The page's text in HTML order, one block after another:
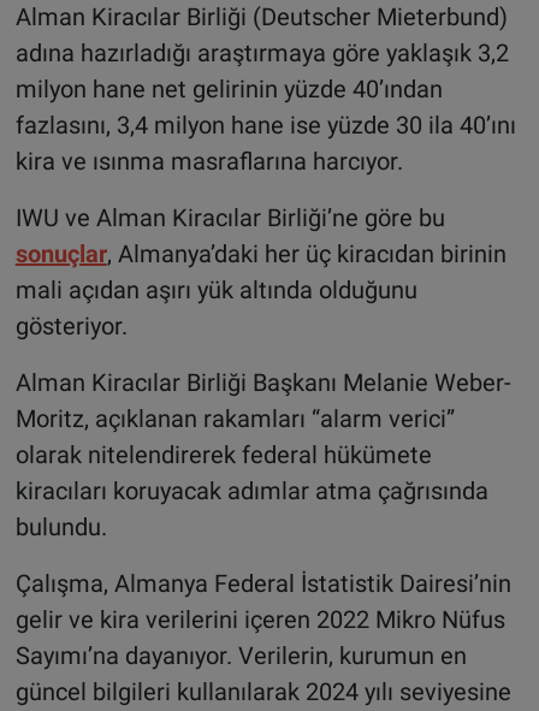
Alman Kiracılar Birliği (Deutscher Mieterbund)
adına hazırladığı araştırmaya göre yaklaşık 3,2
milyon hane net gelirinin yüzde 40’ından
fazlasını, 3,4 milyon hane ise yüzde 30 ila 40’ını
kira ve ısınma masraflarına harcıyor.
IWU ve Alman Kiracılar Birliği’ne göre bu
sonuçlar, Almanya’daki her üç kiracıdan birinin
mali açıdan aşırı yük altında olduğunu
gösteriyor.
Alman Kiracılar Birliği Başkanı Melanie Weber-
Moritz, açıklanan rakamları “alarm verici”
olarak nitelendirerek federal hükümete
kiracıları koruyacak adımlar atma çağrısında
bulundu.
Çalışma, Almanya Federal İstatistik Dairesi’nin
gelir ve kira verilerini içeren 2022 Mikro Nüfus
Sayımı’na dayanıyor. Verilerin, kurumun en
güncel bilgileri kullanılarak 2024 yılı seviyesine